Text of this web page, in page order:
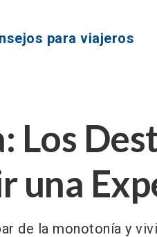
para viajeros
Los
una
de la monotonía y